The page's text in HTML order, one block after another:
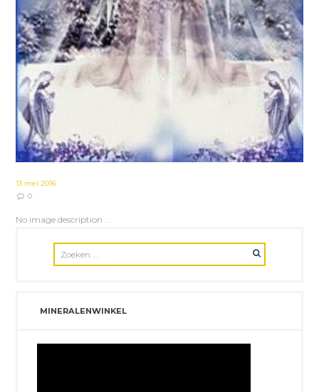
13 mei 2016
0
No image description ...
MINERALENWINKEL